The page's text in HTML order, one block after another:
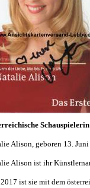
Schauspielerin
Alison, geboren 13.
Alison ist ihr
ist sie mit dem